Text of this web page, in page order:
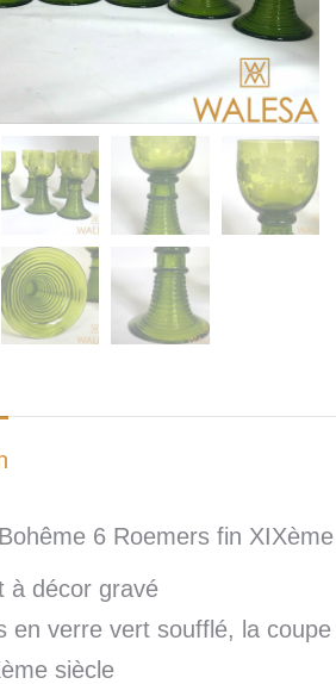
6 Roemers fin XIXème
à décor gravé
en verre vert soufflé, la
siècle